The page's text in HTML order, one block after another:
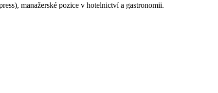
manažerské pozice v hotelnictví a gastronomii.